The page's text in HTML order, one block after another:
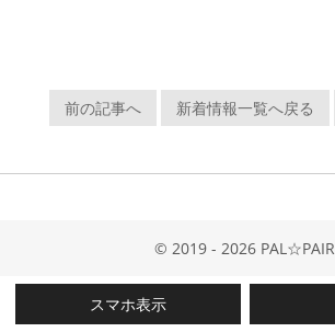
前の記事へ 新着情報一覧へ戻る
© 2019 - 2026 PAL☆PAIR
スマホ表示